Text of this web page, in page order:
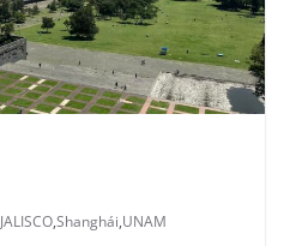
JALISCO,Shanghái,UNAM